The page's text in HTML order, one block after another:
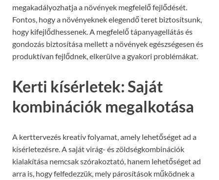
megakadályozhatja a növények megfelelő fejlődését.
Fontos, hogy a növényeknek elegendő teret biztosítsunk,
hogy kifejlődhessenek. A megfelelő tápanyagellátás és
gondozás biztosítása mellett a növények egészségesen és
produktívan fejlődnek, elkerülve a gyakori problémákat.
Kerti kísérletek: Saját
kombinációk megalkotása
A kerttervezés kreatív folyamat, amely lehetőséget ad a
kísérletezésre. A saját virág- és zöldségkombinációk
kialakítása nemcsak szórakoztató, hanem lehetőséget ad
arra is, hogy felfedezzük, mely párosítások működnek a